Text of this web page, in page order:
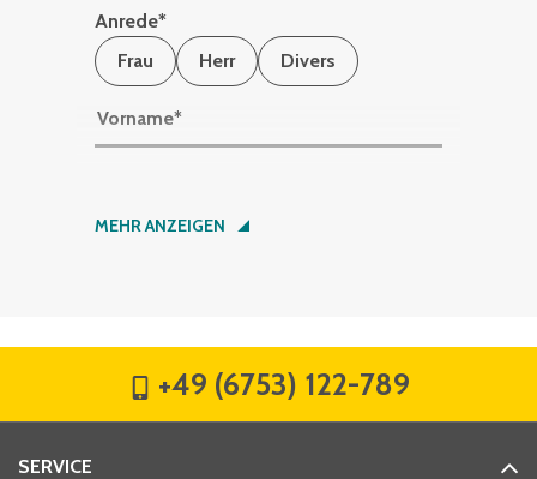
Anrede*
Frau
Herr Divers
Vorname*
Nachname*
MEHR ANZEIGEN
+49 (6753) 122-789
SERVICE